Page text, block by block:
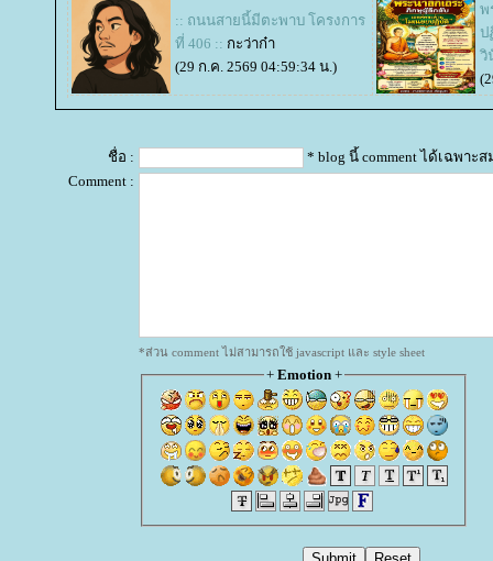
:: ถนนสายนี้มีตะพาบ โครงการ
ที่ 406 :: กะว่าก๋า
(29 ก.ค. 2569 04:59:34 น.)
พ
ป
ชื่อ :
* blog นี้ comment ได้เฉพาะ
Comment :
*ส่วน comment ไม่สามารถใช้ javascript และ style sheet
+ Emotion+